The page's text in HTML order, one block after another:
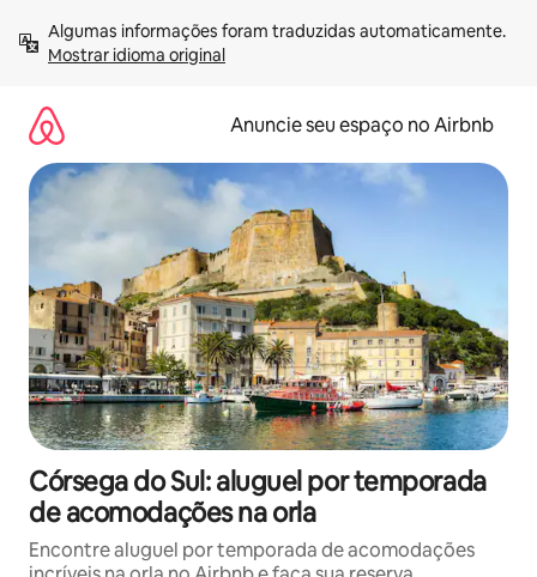
para
Mostrar idioma original
Anuncie seu espaço no Airbnb
Córsega do Sul: aluguel por temporada
de acomodações na orla
Encontre aluguel por temporada de acomodações